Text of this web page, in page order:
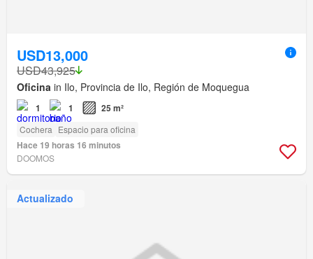
USD13,000
USD43,925
Oficina in Ilo, Provincia de Ilo, Región de Moquegua
1 1 25 m²
Cochera Espacio para oficina
Hace 19 horas 16 minutos
DOOMOS
Actualizado